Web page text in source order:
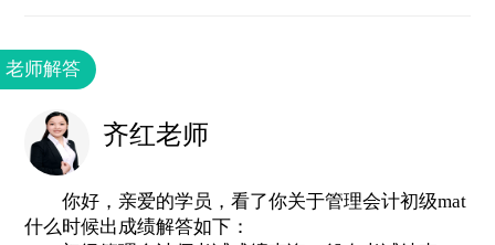
老师解答
齐红老师
你好，亲爱的学员，看了你关于管理会计初级mat
什么时候出成绩解答如下：